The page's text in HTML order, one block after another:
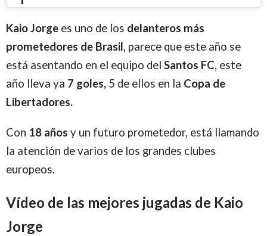
Kaio Jorge es uno de los delanteros más
prometedores de Brasil, parece que este año se
está asentando en el equipo del Santos FC, este
año lleva ya 7 goles, 5 de ellos en la Copa de
Libertadores.
Con 18 años y un futuro prometedor, está llamando
la atención de varios de los grandes clubes
europeos.
Vídeo de las mejores jugadas de Kaio
Jorge